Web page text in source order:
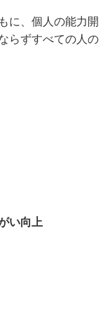
に、個人の能力開
らずすべての人の
い向上